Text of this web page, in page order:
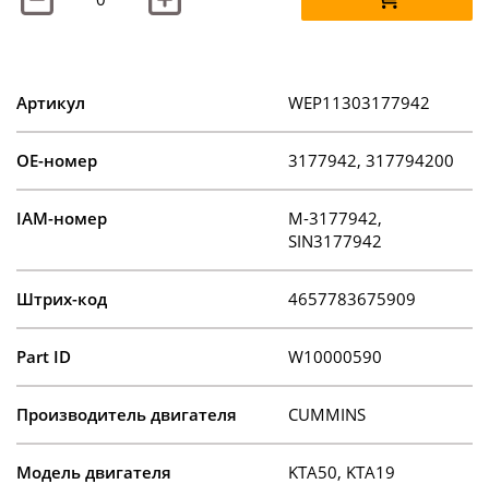
Артикул WEP11303177942
OE-номер 3177942, 317794200
IAM-номер
M-3177942,
SIN3177942
Штрих-код 4657783675909
Part ID W10000590
Производитель двигателя CUMMINS
Модель двигателя KTA50, KTA19